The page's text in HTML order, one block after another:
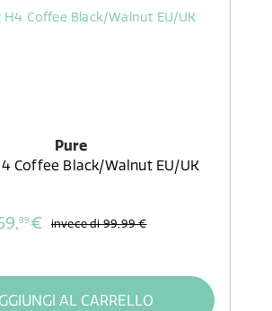
Pure
Coffee Black/Walnut EU/UK
99 € invece di99,99 €
AL CARRELLO